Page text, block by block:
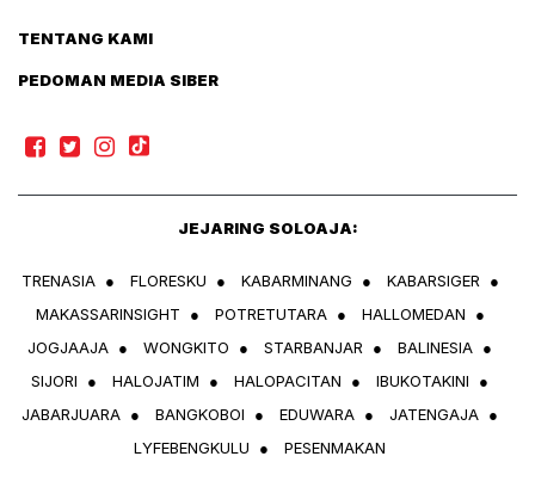
TENTANG KAMI
PEDOMAN MEDIA SIBER
JEJARING SOLOAJA:
TRENASIA ● FLORESKU ● KABARMINANG ● KABARSIGER
●
MAKASSARINSIGHT
● POTRETUTARA ● HALLOMEDAN
●
JOGJAAJA ● WONGKITO ● STARBANJAR ● BALINESIA ●
SIJORI
● HALOJATIM ● HALOPACITAN ● IBUKOTAKINI
●
JABARJUARA ● BANGKOBOI ● EDUWARA ● JATENGAJA ●
LYFEBENGKULU
● PESENMAKAN